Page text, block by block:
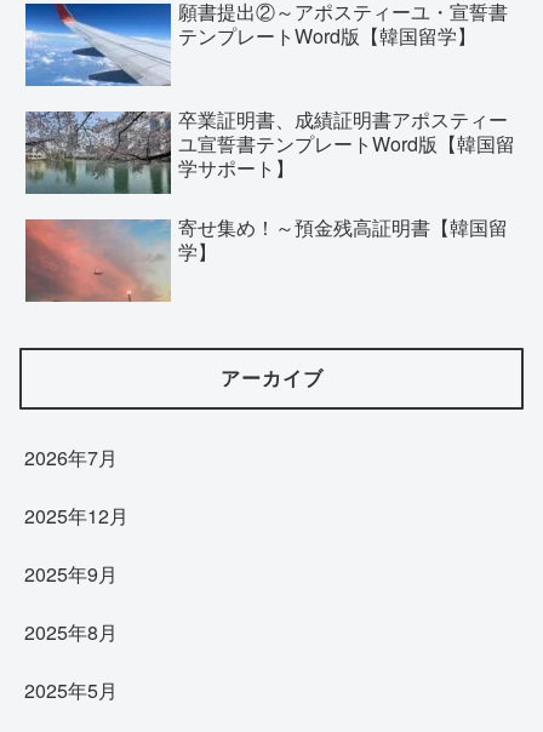
願書提出②～アポスティーユ・宣誓書
テンプレートWord版【韓国留学】
卒業証明書、成績証明書アポスティー
ユ宣誓書テンプレートWord版【韓国留
学サポート】
寄せ集め！～預金残高証明書【韓国留
学】
アーカイブ
2026年7月
2025年12月
2025年9月
2025年8月
2025年5月